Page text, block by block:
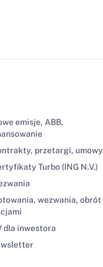
emisje, ABB,
przetargi, umowy
Turbo (ING N.V.)
wezwania, obrót
dla inwestora